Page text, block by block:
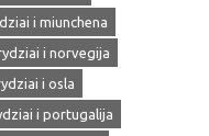
i miunchena
i norvegija
i osla
i portugalija